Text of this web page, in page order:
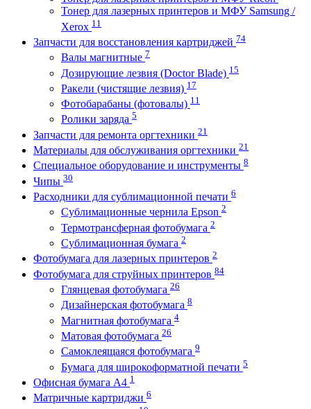
Тонер для лазерных принтеров и МФУ Samsung /
Xerox 11
Запчасти для восстановления картриджей 74
Валы магнитные 7
Дозирующие лезвия (Doctor Blade) 15
Ракели (чистящие лезвия) 17
Фотобарабаны (фотовалы) 11
Ролики заряда 5
Запчасти для ремонта оргтехники 21
Материалы для обслуживания оргтехники 21
Специальное оборудование и инструменты 8
Чипы 30
Расходники для сублимационной печати 6
Сублимационные чернила Epson 2
Термотрансферная фотобумага 2
Сублимационная бумага 2
Фотобумага для лазерных принтеров 2
Фотобумага для струйных принтеров 84
Глянцевая фотобумага 26
Дизайнерская фотобумага 8
Магнитная фотобумага 4
Матовая фотобумага 26
Самоклеящаяся фотобумага 9
Бумага для широкоформатной печати 5
Офисная бумага А4 1
Матричные картриджи 6